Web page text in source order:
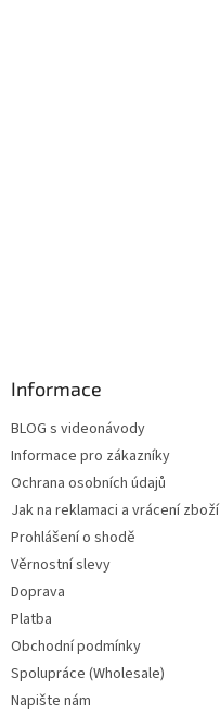
Informace
BLOG s videonávody
Informace pro zákazníky
Ochrana osobních údajů
Jak na reklamaci a vrácení zboží
Prohlášení o shodě
Věrnostní slevy
Doprava
Platba
Obchodní podmínky
Spolupráce (Wholesale)
Napište nám